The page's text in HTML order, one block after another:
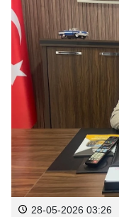
28-05-2026 03:26